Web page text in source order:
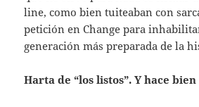
line, como bien tuiteaban con
petición en Change para
generación más preparada de la
Harta de “los listos”. Y hace bien